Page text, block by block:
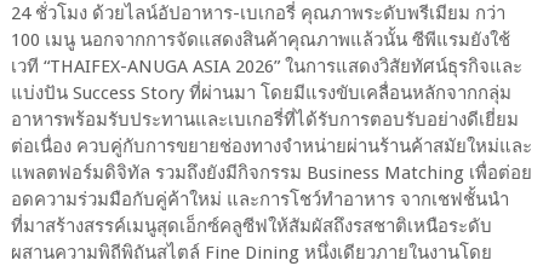
24 ชั่วโมง ด้วยไลน์อัปอาหาร-เบเกอรี่ คุณภาพระดับพรีเมียม กว่า
100 เมนู นอกจากการจัดแสดงสินค้าคุณภาพแล้วนั้น ซีพีแรมยังใช้
เวที “THAIFEX-ANUGA ASIA 2026” ในการแสดงวิสัยทัศน์ธุรกิจและ
แบ่งปัน Success Story ที่ผ่านมา โดยมีแรงขับเคลื่อนหลักจากกลุ่ม
อาหารพร้อมรับประทานและเบเกอรี่ที่ได้รับการตอบรับอย่างดีเยี่ยม
ต่อเนื่อง ควบคู่กับการขยายช่องทางจำหน่ายผ่านร้านค้าสมัยใหม่และ
แพลตฟอร์มดิจิทัล รวมถึงยังมีกิจกรรม Business Matching เพื่อต่อย
อดความร่วมมือกับคู่ค้าใหม่ และการโชว์ทำอาหาร จากเชฟชั้นนำ
ที่มาสร้างสรรค์เมนูสุดเอ็กซ์คลูซีฟให้สัมผัสถึงรสชาติเหนือระดับ
ผสานความพิถีพิถันสไตล์ Fine Dining หนึ่งเดียวภายในงานโดย